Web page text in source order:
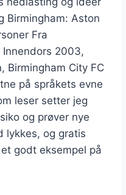
Birmingham: Aston
Fra
Innendors 2003,
Birmingham City FC
på språkets evne
leser setter jeg
og prøver nye
lykkes, og gratis
godt eksempel på